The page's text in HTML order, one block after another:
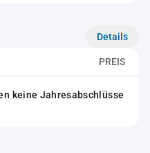
Details
PREIS
keine Jahresabschlüsse